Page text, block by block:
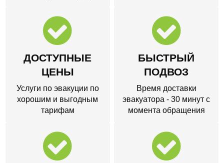
ДОСТУПНЫЕ
ЦЕНЫ
Услуги по эвакуции по
хорошим и выгодным
тарифам
БЫСТРЫЙ
ПОДВОЗ
Время доставки
эвакуатора - 30 минут с
момента обращения